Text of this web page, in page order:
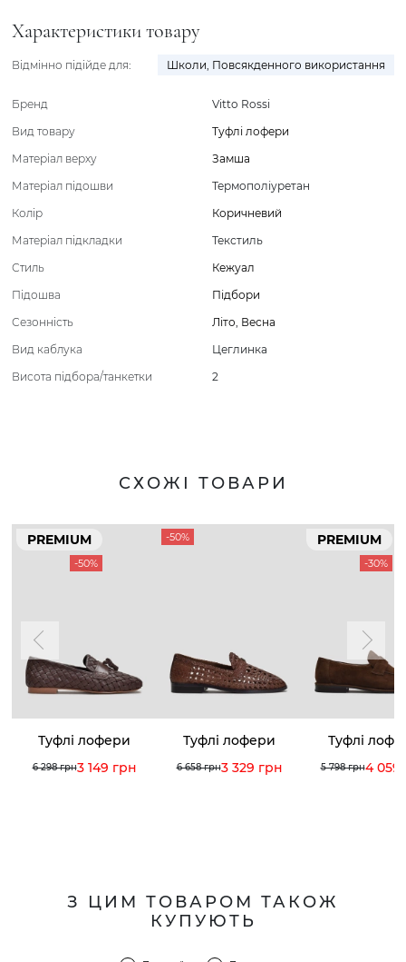
Характеристики товару
Відмінно підійде для: Школи, Повсякденного використання
Бренд
Vitto Rossi
Вид товару
Туфлі лофери
Матеріал верху
Замша
Матеріал підошви
Термополіуретан
Колір
Коричневий
Матеріал підкладки
Текстиль
Стиль
Кежуал
Підошва
Підбори
Сезонність
Літо, Весна
Вид каблука
Цеглинка
Висота підбора/танкетки
2
СХОЖІ ТОВАРИ
PREMIUM
-50%
Туфлі лофери
6 298 грн3 149 грн
-50%
Туфлі лофери
6 658 грн3 329 грн
PREMIUM
-30%
Туфлі
5 798 грн4 059
З ЦИМ ТОВАРОМ ТАКОЖ
КУПУЮТЬ